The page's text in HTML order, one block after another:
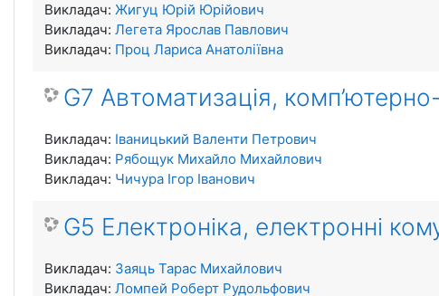
Викладач: Жигуц Юрій Юрійович
Викладач: Легета Ярослав Павлович
Викладач: Проц Лариса Анатоліївна
G7 Автоматизація, комп’ютерно-
Викладач: Іваницький Валенти Петрович
Викладач: Рябощук Михайло Михайлович
Викладач: Чичура Ігор Іванович
G5 Електроніка, електронні
Викладач: Заяць Тарас Михайлович
Викладач: Ломпей Роберт Рудольфович